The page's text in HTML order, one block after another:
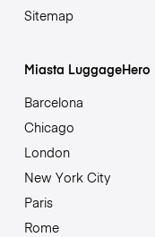
Sitemap
Miasta LuggageHero
Barcelona
Chicago
London
New York City
Paris
Rome